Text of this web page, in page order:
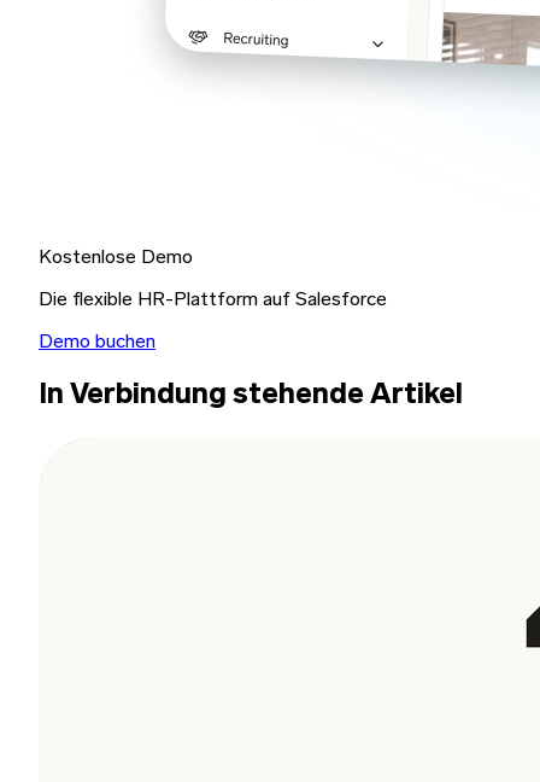
Kostenlose Demo
Die flexible HR-Plattform auf Salesforce
Demo buchen
In Verbindung stehende Artikel